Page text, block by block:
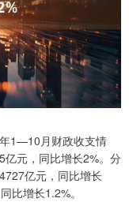
1—10月财政收支情
元，同比增长2%。分
亿元，同比增长
比增长1.2%。